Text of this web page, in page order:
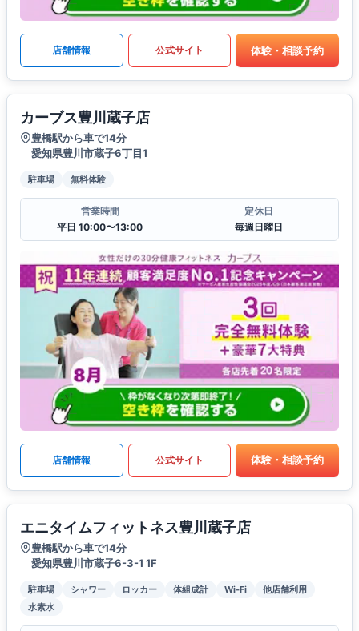
店舗情報 公式サイト 体験・相談予約
カーブス豊川蔵子店
豊橋駅から車で14分
愛知県豊川市蔵子6丁目1
駐車場 無料体験
営業時間
平日 10:00〜13:00
定休日
毎週日曜日
店舗情報 公式サイト 体験・相談予約
エニタイムフィットネス豊川蔵子店
豊橋駅から車で14分
愛知県豊川市蔵子6-3-1 1F
駐車場 シャワー ロッカー 体組成計 Wi-Fi
他店舗利用
水素水